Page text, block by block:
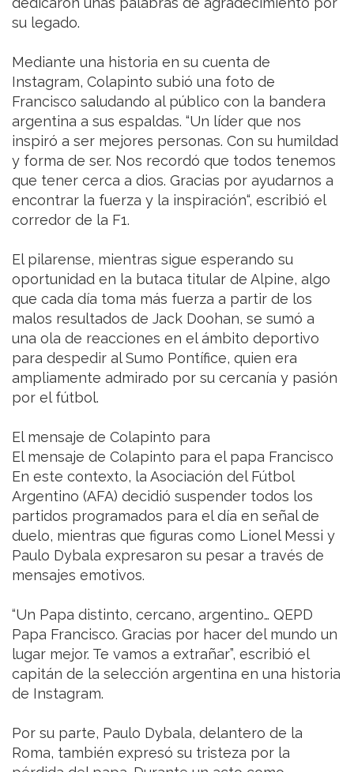
su legado.
Mediante una historia en su cuenta de
Instagram, Colapinto subió una foto de
Francisco saludando al público con la bandera
argentina a sus espaldas. “Un líder que nos
inspiró a ser mejores personas. Con su humildad
y forma de ser. Nos recordó que todos tenemos
que tener cerca a dios. Gracias por ayudarnos a
encontrar la fuerza y la inspiración“, escribió el
corredor de la F1.
El pilarense, mientras sigue esperando su
oportunidad en la butaca titular de Alpine, algo
que cada día toma más fuerza a partir de los
malos resultados de Jack Doohan, se sumó a
una ola de reacciones en el ámbito deportivo
para despedir al Sumo Pontífice, quien era
ampliamente admirado por su cercanía y pasión
por el fútbol.
El mensaje de Colapinto para
El mensaje de Colapinto para el papa Francisco
En este contexto, la Asociación del Fútbol
Argentino (AFA) decidió suspender todos los
partidos programados para el día en señal de
duelo, mientras que figuras como Lionel Messi y
Paulo Dybala expresaron su pesar a través de
mensajes emotivos.
“Un Papa distinto, cercano, argentino… QEPD
Papa Francisco. Gracias por hacer del mundo un
lugar mejor. Te vamos a extrañar”, escribió el
capitán de la selección argentina en una historia
de Instagram.
Por su parte, Paulo Dybala, delantero de la
Roma, también expresó su tristeza por la